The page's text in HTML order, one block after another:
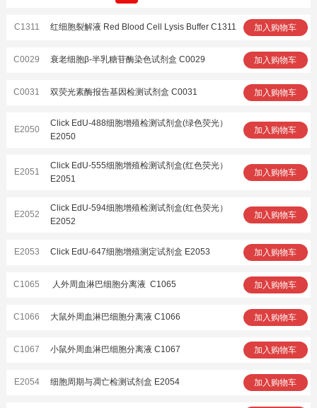
C1311 红细胞裂解液 Red Blood Cell Lysis Buffer C1311 加入购物车
C0029 衰老细胞β-半乳糖苷酶染色试剂盒 C0029 加入购物车
C0031 双荧光素酶报告基因检测试剂盒 C0031 加入购物车
E2050
Click EdU-488细胞增殖检测试剂盒(绿色荧光）
E2050
加入购物车
E2051
Click EdU-555细胞增殖检测试剂盒(红色荧光）
E2051
加入购物车
E2052
Click EdU-594细胞增殖检测试剂盒(红色荧光）
E2052
加入购物车
E2053 Click EdU-647细胞增殖测定试剂盒 E2053 加入购物车
C1065 人外周血淋巴细胞分离液 C1065 加入购物车
C1066 大鼠外周血淋巴细胞分离液 C1066 加入购物车
C1067 小鼠外周血淋巴细胞分离液 C1067 加入购物车
E2054 细胞周期与凋亡检测试剂盒 E2054 加入购物车